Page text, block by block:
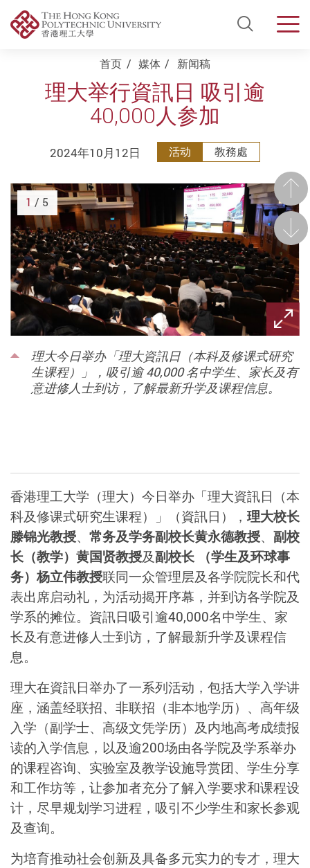
Open
Start main content首页 媒体 新闻稿
理大举行資訊日 吸引逾
40,000人参加
2024年10月12日 活动 教務處
前
理大今日举办「理大資訊日（本科及修课式研究
生课程）」，吸引逾 40,000 名中学生、家长及有
意进修人士到访，了解最新升学及课程信息。
后一
1 / 5
香港理工大学（理大）今日举办「理大資訊日 （本
科及修课式研究生课程）」（資訊日 ）， 理大校长
滕锦光教授、 常务及学务副校长黄永德教授、 副校
长（教学）黄国贤教授及副校长 （学生及环球事
务）杨立伟教授联同一众管理层及各学院院长和代
表出席启动礼，为活动揭开序幕，并到访各学院及
学系的摊位。 資訊日吸引逾40,000名中学生、家
长及有意进修人士到访，了解最新升学及课程信
息。
理大在資訊日举办了一系列活动，包括大学入学讲
座，涵盖经联招、非联招（非本地学历）、高年级
入学（副学士、高级文凭学历）及内地高考成绩报
读的入学信息，以及逾200场由各学院及学系举办
的课程咨询、实验室及教学设施导赏团、学生分享
和工作坊等，让参加者充分了解入学要求和课程设
计，尽早规划学习进程，吸引不少学生和家长参观
及查询。
为培育推动社会创新及具备多元实力的专才，理大